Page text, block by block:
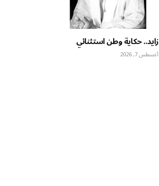
زايد.. حكاية وطن استثنائي
أغسطس 7, 2026